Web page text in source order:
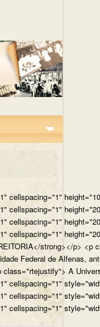
cellspacing="1"
cellspacing="1"
cellspacing="1"
cellspacing="1"
strong></p> <p
Federal de Alfenas,
A
cellspacing="1"
cellspacing="1"
cellspacing="1"